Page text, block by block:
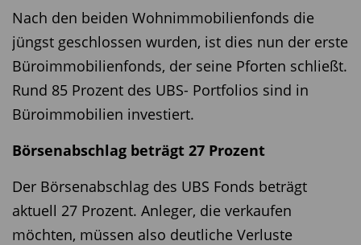
Nach den beiden Wohnimmobilienfonds die
jüngst geschlossen wurden, ist dies nun der erste
Büroimmobilienfonds, der seine Pforten schließt.
Rund 85 Prozent des UBS- Portfolios sind in
Büroimmobilien investiert.
Börsenabschlag beträgt 27 Prozent
Der Börsenabschlag des UBS Fonds beträgt
aktuell 27 Prozent. Anleger, die verkaufen
möchten, müssen also deutliche Verluste